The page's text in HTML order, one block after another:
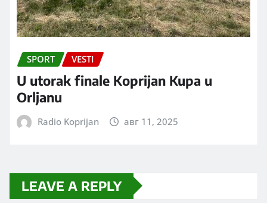
SPORT VESTI
U utorak finale Koprijan Kupa u
Orljanu
Radio Koprijan авг 11, 2025
LEAVE A REPLY